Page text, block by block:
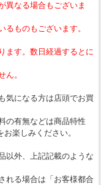
異なる場合もございま
るものもございます。
ます。数日経過するとに
ん。
気になる方は店頭でお買
の有無などは商品特性
楽しみください。
以外、上記記載のような
れる場合は「お客様都合